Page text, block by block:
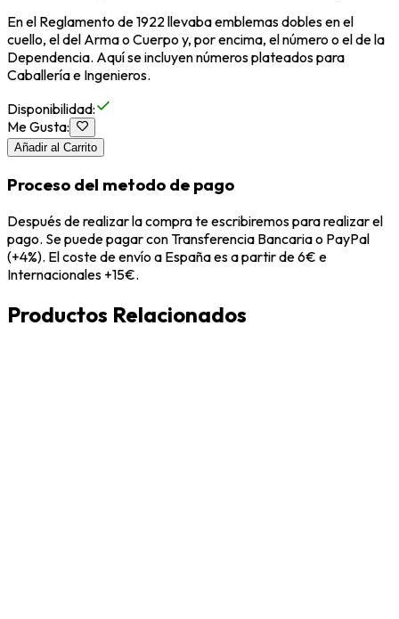
En el Reglamento de 1922 llevaba emblemas dobles en el
cuello, el del Arma o Cuerpo y, por encima, el número o el de la
Dependencia. Aquí se incluyen números plateados para
Caballería e Ingenieros.
Disponibilidad:
Me Gusta:
Añadir al Carrito
Proceso del metodo de pago
Después de realizar la compra te escribiremos para realizar el
pago. Se puede pagar con Transferencia Bancaria o PayPal
(+4%). El coste de envío a España es a partir de 6€ e
Internacionales +15€.
Productos Relacionados